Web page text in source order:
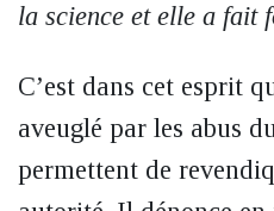
la science et elle a fait
C’est dans cet esprit
aveuglé par les abus
permettent de